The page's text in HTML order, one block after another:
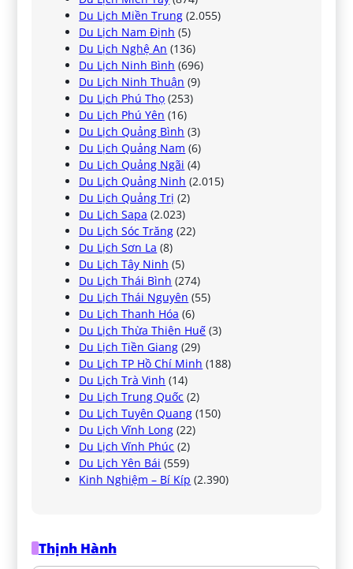
Du Lịch Miền Trung (2.055)
Du Lịch Nam Định (5)
Du Lịch Nghệ An (136)
Du Lịch Ninh Bình (696)
Du Lịch Ninh Thuận (9)
Du Lịch Phú Thọ (253)
Du Lịch Phú Yên (16)
Du Lịch Quảng Bình (3)
Du Lịch Quảng Nam (6)
Du Lịch Quảng Ngãi (4)
Du Lịch Quảng Ninh (2.015)
Du Lịch Quảng Trị (2)
Du Lịch Sapa (2.023)
Du Lịch Sóc Trăng (22)
Du Lịch Sơn La (8)
Du Lịch Tây Ninh (5)
Du Lịch Thái Bình (274)
Du Lịch Thái Nguyên (55)
Du Lịch Thanh Hóa (6)
Du Lịch Thừa Thiên Huế (3)
Du Lịch Tiền Giang (29)
Du Lịch TP Hồ Chí Minh (188)
Du Lịch Trà Vinh (14)
Du Lịch Trung Quốc (2)
Du Lịch Tuyên Quang (150)
Du Lịch Vĩnh Long (22)
Du Lịch Vĩnh Phúc (2)
Du Lịch Yên Bái (559)
Kinh Nghiệm – Bí Kíp (2.390)
Thịnh Hành